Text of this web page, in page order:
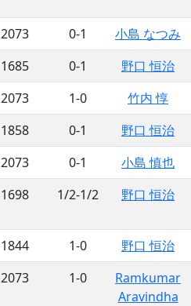
2073 0-1
小島 なつみ
1685 0-1
野口 恒治
2073 1-0
竹内 惇
1858 0-1
野口 恒治
2073 0-1
小島 慎也
1698 1/2-1/2 野口 恒治
1844 1-0
野口 恒治
2073 1-0
Ramkumar
Aravindha